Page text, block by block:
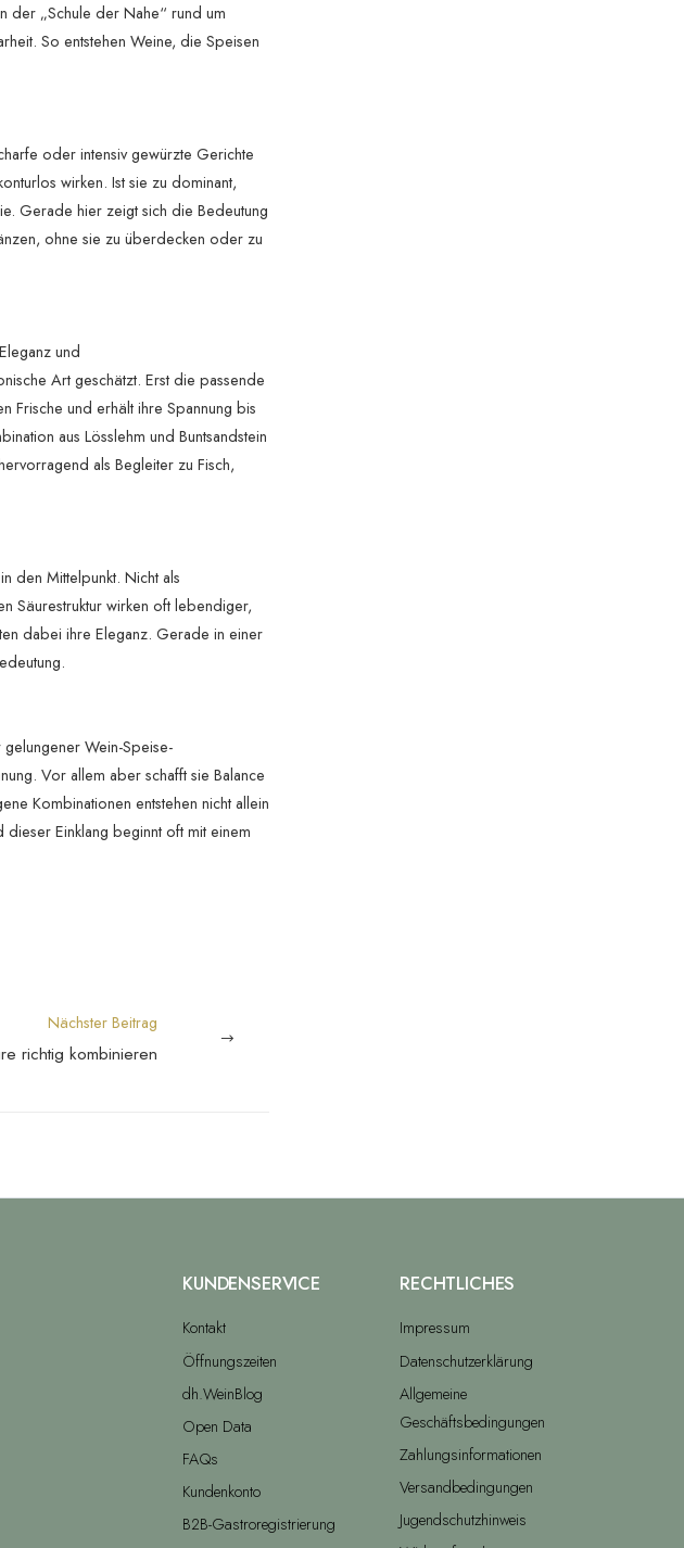
der „Schule der Nahe“ rund um
So entstehen Weine, die Speisen
oder intensiv gewürzte Gerichte
wirken. Ist sie zu dominant,
Gerade hier zeigt sich die Bedeutung
ohne sie zu überdecken oder zu
und
Art geschätzt. Erst die passende
Frische und erhält ihre Spannung bis
aus Lösslehm und Buntsandstein
als Begleiter zu Fisch,
den Mittelpunkt. Nicht als
Säurestruktur wirken oft lebendiger,
dabei ihre Eleganz. Gerade in einer
Wein-Speise-
Vor allem aber schafft sie Balance
Kombinationen entstehen nicht allein
Einklang beginnt oft mit einem
Nächster Beitrag
richtig kombinieren
KUNDENSERVICE
Kontakt
Öffnungszeiten
dh.WeinBlog
Open Data
FAQs
Kundenkonto
B2B-Gastroregistrierung
RECHTLICHES
Impressum
Datenschutzerklärung
Allgemeine
Geschäftsbedingungen
Zahlungsinformationen
Versandbedingungen
Jugendschutzhinweis